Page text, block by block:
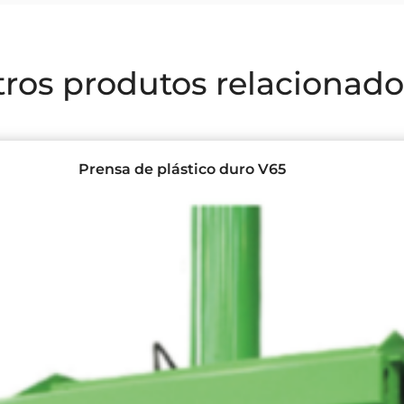
produtos
Prensa de plástico duro V65